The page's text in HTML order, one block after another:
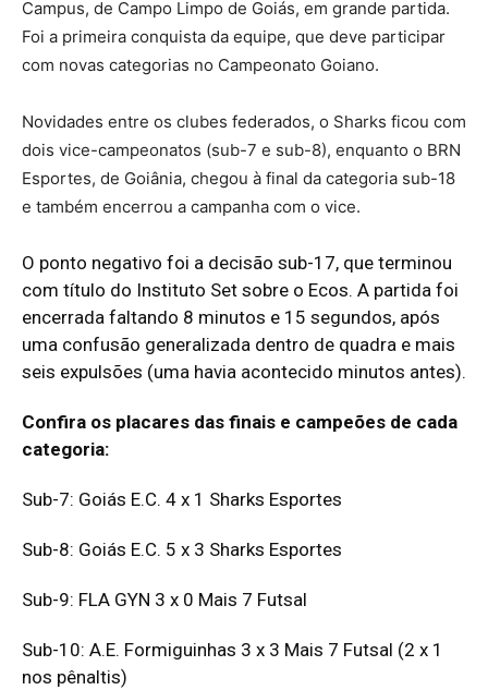
Campus, de Campo Limpo de Goiás, em grande partida.
Foi a primeira conquista da equipe, que deve participar
com novas categorias no Campeonato Goiano.
Novidades entre os clubes federados, o Sharks ficou com
dois vice-campeonatos (sub-7 e sub-8), enquanto o BRN
Esportes, de Goiânia, chegou à final da categoria sub-18
e também encerrou a campanha com o vice.
O ponto negativo foi a decisão sub-17, que terminou
com título do Instituto Set sobre o Ecos. A partida foi
encerrada faltando 8 minutos e 15 segundos, após
uma confusão generalizada dentro de quadra e mais
seis expulsões (uma havia acontecido minutos antes).
Confira os placares das finais e campeões de cada
categoria:
Sub-7: Goiás E.C. 4 x 1 Sharks Esportes
Sub-8: Goiás E.C. 5 x 3 Sharks Esportes
Sub-9: FLA GYN 3 x 0 Mais 7 Futsal
Sub-10: A.E. Formiguinhas 3 x 3 Mais 7 Futsal (2 x 1
nos pênaltis)